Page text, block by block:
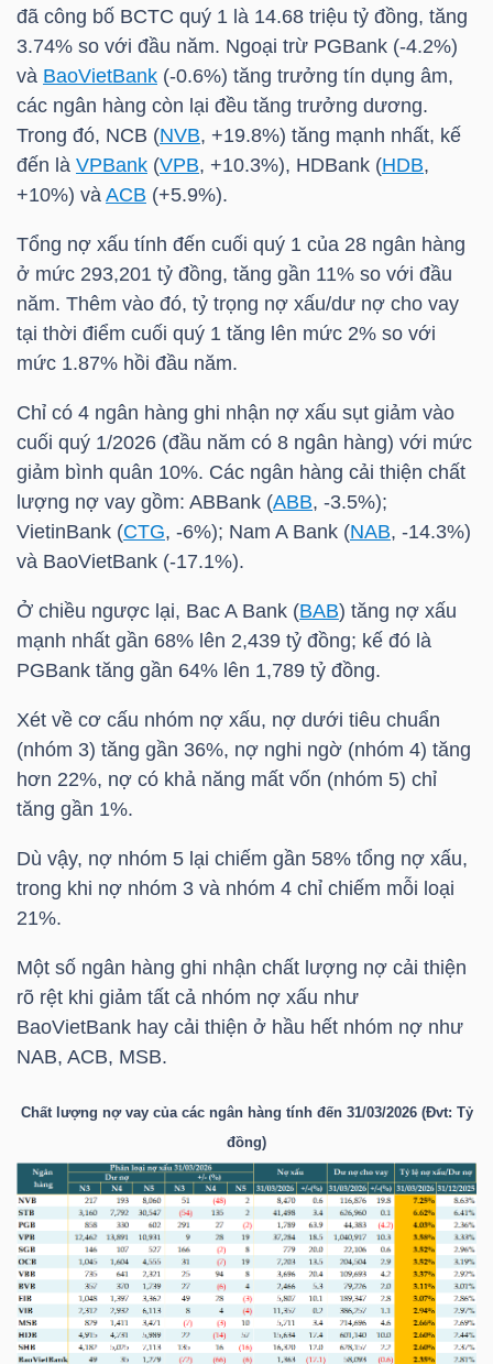
đã công bố BCTC quý 1 là 14.68 triệu tỷ đồng, tăng
3.74% so với đầu năm. Ngoại trừ PGBank (-4.2%)
và BaoVietBank (-0.6%) tăng trưởng tín dụng âm,
các ngân hàng còn lại đều tăng trưởng dương.
Trong đó, NCB (NVB, +19.8%) tăng mạnh nhất, kế
đến là VPBank (VPB, +10.3%), HDBank (HDB,
+10%) và ACB (+5.9%).
Tổng nợ xấu tính đến cuối quý 1 của 28 ngân hàng
ở mức 293,201 tỷ đồng, tăng gần 11% so với đầu
năm. Thêm vào đó, tỷ trọng nợ xấu/dư nợ cho vay
tại thời điểm cuối quý 1 tăng lên mức 2% so với
mức 1.87% hồi đầu năm.
Chỉ có 4 ngân hàng ghi nhận nợ xấu sụt giảm vào
cuối quý 1/2026 (đầu năm có 8 ngân hàng) với mức
giảm bình quân 10%. Các ngân hàng cải thiện chất
lượng nợ vay gồm: ABBank (ABB, -3.5%);
VietinBank (CTG, -6%); Nam A Bank (NAB, -14.3%)
và BaoVietBank (-17.1%).
Ở chiều ngược lại, Bac A Bank (BAB) tăng nợ xấu
mạnh nhất gần 68% lên 2,439 tỷ đồng; kế đó là
PGBank tăng gần 64% lên 1,789 tỷ đồng.
Xét về cơ cấu nhóm nợ xấu, nợ dưới tiêu chuẩn
(nhóm 3) tăng gần 36%, nợ nghi ngờ (nhóm 4) tăng
hơn 22%, nợ có khả năng mất vốn (nhóm 5) chỉ
tăng gần 1%.
Dù vậy, nợ nhóm 5 lại chiếm gần 58% tổng nợ xấu,
trong khi nợ nhóm 3 và nhóm 4 chỉ chiếm mỗi loại
21%.
Một số ngân hàng ghi nhận chất lượng nợ cải thiện
rõ rệt khi giảm tất cả nhóm nợ xấu như
BaoVietBank hay cải thiện ở hầu hết nhóm nợ như
NAB, ACB, MSB.
Chất lượng nợ vay của các ngân hàng tính đến 31/03/2026 (Đvt: Tỷ
đồng)
CHÍNH
HÓA
KINH
GIỚI
ĐÔNG
DƯƠNG
CÁ
NHÂN
PHÂN
TÍCH
VIETSTOCKFINANCE
NGÀNH
DOANH
NGHIỆP